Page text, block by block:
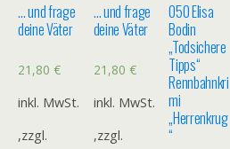
… und frage
deine Väter
21,80 €
inkl. MwSt.
,zzgl.
… und frage
deine Väter
21,80 €
inkl. MwSt.
,zzgl.
050 Elisa
Bodin
„Todsichere
Tipps“
Rennbahnkri
mi
„Herrenkrug
“